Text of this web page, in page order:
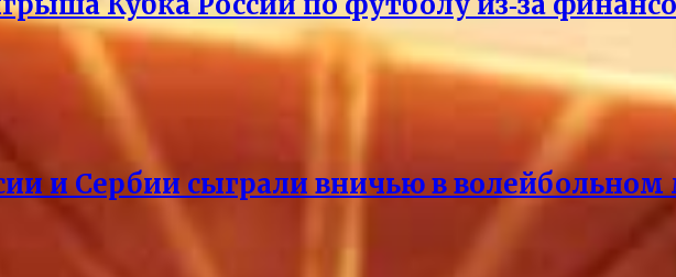
и Сербии сыграли вничью в волейбольном